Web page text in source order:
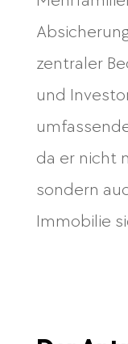
zentraler
und
da er nicht
sondern
Immobilie